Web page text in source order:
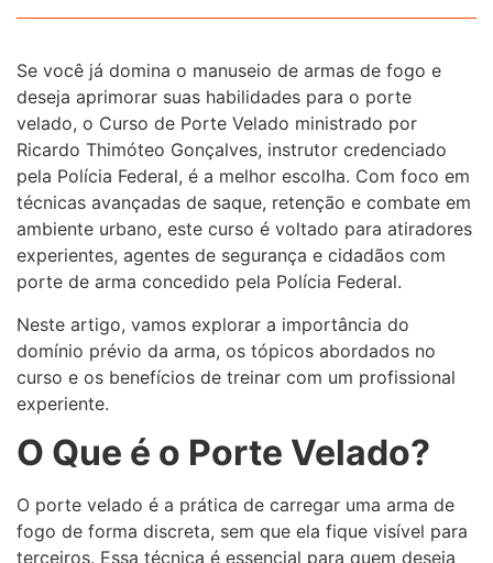
Se você já domina o manuseio de armas de fogo e
deseja aprimorar suas habilidades para o porte
velado, o Curso de Porte Velado ministrado por
Ricardo Thimóteo Gonçalves, instrutor credenciado
pela Polícia Federal, é a melhor escolha. Com foco em
técnicas avançadas de saque, retenção e combate em
ambiente urbano, este curso é voltado para atiradores
experientes, agentes de segurança e cidadãos com
porte de arma concedido pela Polícia Federal.
Neste artigo, vamos explorar a importância do
domínio prévio da arma, os tópicos abordados no
curso e os benefícios de treinar com um profissional
experiente.
O Que é o Porte Velado?
O porte velado é a prática de carregar uma arma de
fogo de forma discreta, sem que ela fique visível para
terceiros. Essa técnica é essencial para quem deseja